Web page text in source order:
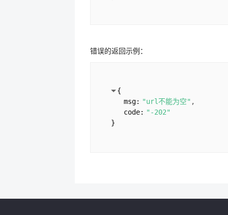
错误的返回示例：
{
msg: "url不能为空"
code: "-202"
}